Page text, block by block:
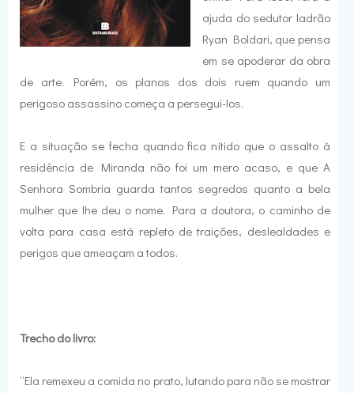
ajuda do sedutor ladrão
Ryan Boldari, que pensa
em se apoderar da obra
de arte. Porém, os planos dos dois ruem quando um
perigoso assassino começa a persegui-los.
E a situação se fecha quando fica nítido que o assalto à
residência de Miranda não foi um mero acaso, e que A
Senhora Sombria guarda tantos segredos quanto a bela
mulher que lhe deu o nome. Para a doutora, o caminho de
volta para casa está repleto de traições, deslealdades e
perigos que ameaçam a todos.
Trecho do livro:
“Ela remexeu a comida no prato, lutando para não se mostrar